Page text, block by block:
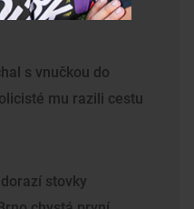
s vnučkou do
mu razili cestu
stovky